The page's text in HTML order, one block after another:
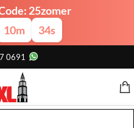
25zomer
10m 33s
0691